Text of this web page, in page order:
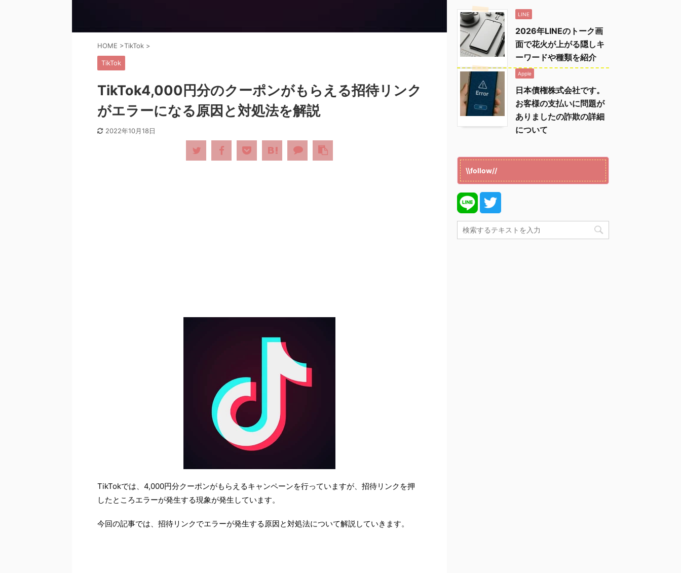
HOME >TikTok >
TikTok
TikTok4,000円分のクーポンがもらえる招待リンク
がエラーになる原因と対処法を解説
2022年10月18日
TikTokでは、4,000円分クーポンがもらえるキャンペーンを行っていますが、招待リンクを押
したところエラーが発生する現象が発生しています。
今回の記事では、招待リンクでエラーが発生する原因と対処法について解説していきます。
LINE
2026年LINEのトーク画
面で花火が上がる隠しキ
ーワードや種類を紹介
Apple
日本債権株式会社です。
お客様の支払いに問題が
ありましたの詐欺の詳細
について
\\follow//